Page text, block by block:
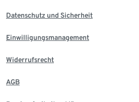
Datenschutz und Sicherheit
Einwilligungsmanagement
Widerrufsrecht
AGB